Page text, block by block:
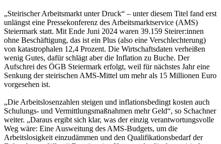
„Steirischer Arbeitsmarkt unter Druck“ – unter diesem Titel fand erst
unlängst eine Pressekonferenz des Arbeitsmarktservice (AMS)
Steiermark statt. Mit Ende Juni 2024 waren 39.159 Steirer:innen
ohne Beschäftigung, das ist ein Plus (also eine Verschlechterung)
von katastrophalen 12,4 Prozent. Die Wirtschaftsdaten verheißen
wenig Gutes, dafür schlägt aber die Inflation zu Buche. Der
Aufschrei des ÖGB Steiermark erfolgt, weil für nächstes Jahr eine
Senkung der steirischen AMS-Mittel um mehr als 15 Millionen Euro
vorgesehen ist.
„Die Arbeitslosenzahlen steigen und inflationsbedingt kosten auch
Schulungs- und Vermittlungsmaßnahmen mehr Geld“, so Schachner
weiter. „Daraus ergibt sich klar, was der einzig verantwortungsvolle
Weg wäre: Eine Ausweitung des AMS-Budgets, um die
Arbeitslosigkeit einzudämmen und den Qualifikationsbedarf der